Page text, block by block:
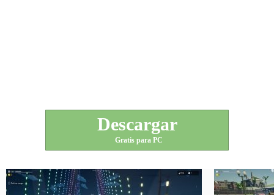
Descargar
Gratis para PC